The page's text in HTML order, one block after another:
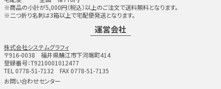
※商品の小計が5,000円（税込）以上のご注文で送料無料となります。
※二つ折り名刺は3箱以上で宅配便発送となります。
運営会社
株式会社システムグラフィ
〒916-0038 福井県鯖江市下河端町414
登録番号：T9210001012477
TEL 0778-51-7132 FAX 0778-51-7135
お問い合わせセンター